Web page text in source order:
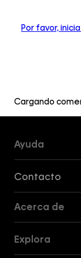
Por favor,
Cargando
Ayuda
Contacto
Acerca de
Explora